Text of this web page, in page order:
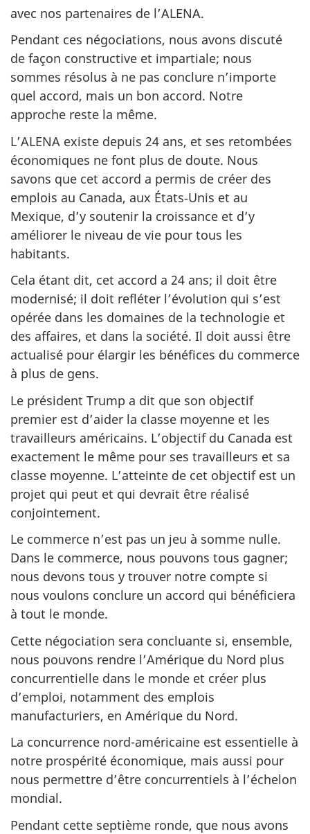
avec nos partenaires de l’ALENA.
Pendant ces négociations, nous avons discuté
de façon constructive et impartiale; nous
sommes résolus à ne pas conclure n’importe
quel accord, mais un bon accord. Notre
approche reste la même.
L’ALENA existe depuis 24 ans, et ses retombées
économiques ne font plus de doute. Nous
savons que cet accord a permis de créer des
emplois au Canada, aux États‑Unis et au
Mexique, d’y soutenir la croissance et d’y
améliorer le niveau de vie pour tous les
habitants.
Cela étant dit, cet accord a 24 ans; il doit être
modernisé; il doit refléter l’évolution qui s’est
opérée dans les domaines de la technologie et
des affaires, et dans la société. Il doit aussi être
actualisé pour élargir les bénéfices du commerce
à plus de gens.
Le président Trump a dit que son objectif
premier est d’aider la classe moyenne et les
travailleurs américains. L’objectif du Canada est
exactement le même pour ses travailleurs et sa
classe moyenne. L’atteinte de cet objectif est un
projet qui peut et qui devrait être réalisé
conjointement.
Le commerce n’est pas un jeu à somme nulle.
Dans le commerce, nous pouvons tous gagner;
nous devons tous y trouver notre compte si
nous voulons conclure un accord qui bénéficiera
à tout le monde.
Cette négociation sera concluante si, ensemble,
nous pouvons rendre l’Amérique du Nord plus
concurrentielle dans le monde et créer plus
d’emploi, notamment des emplois
manufacturiers, en Amérique du Nord.
La concurrence nord-américaine est essentielle à
notre prospérité économique, mais aussi pour
nous permettre d’être concurrentiels à l’échelon
mondial.
Pendant cette septième ronde, que nous avons